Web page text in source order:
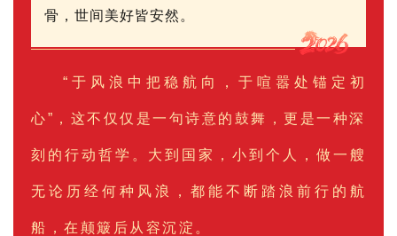
骨，世间美好皆安然。
“于风浪中把稳航向，于喧嚣处锚定初
心”，这不仅仅是一句诗意的鼓舞，更是一种深
刻的行动哲学。大到国家，小到个人，做一艘
无论历经何种风浪，都能不断踏浪前行的航
船，在颠簸后从容沉淀。